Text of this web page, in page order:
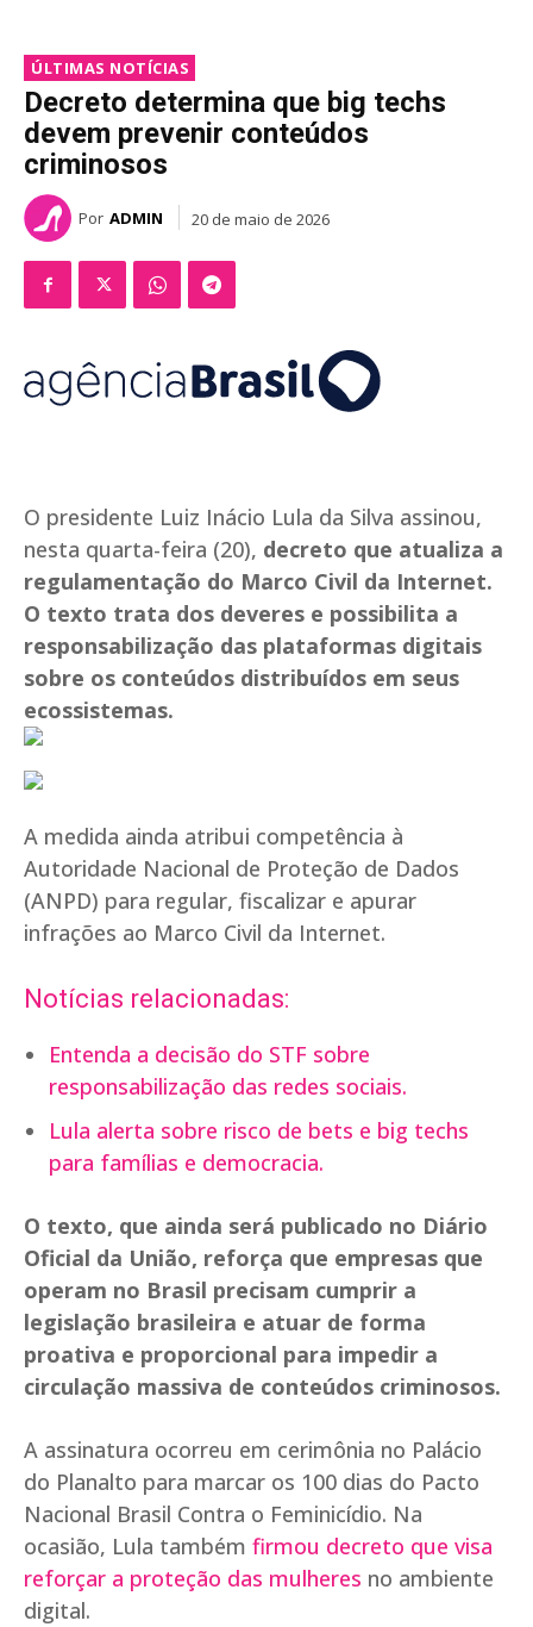
ÚLTIMAS NOTÍCIAS
Decreto determina que big techs
devem prevenir conteúdos
criminosos
Por ADMIN 20 de maio de 2026
O presidente Luiz Inácio Lula da Silva assinou,
nesta quarta-feira (20), decreto que atualiza a
regulamentação do Marco Civil da Internet.
O texto trata dos deveres e possibilita a
responsabilização das plataformas digitais
sobre os conteúdos distribuídos em seus
ecossistemas.
A medida ainda atribui competência à
Autoridade Nacional de Proteção de Dados
(ANPD) para regular, fiscalizar e apurar
infrações ao Marco Civil da Internet.
Notícias relacionadas:
Entenda a decisão do STF sobre
responsabilização das redes sociais.
Lula alerta sobre risco de bets e big techs
para famílias e democracia.
O texto, que ainda será publicado no Diário
Oficial da União, reforça que empresas que
operam no Brasil precisam cumprir a
legislação brasileira e atuar de forma
proativa e proporcional para impedir a
circulação massiva de conteúdos criminosos.
A assinatura ocorreu em cerimônia no Palácio
do Planalto para marcar os 100 dias do Pacto
Nacional Brasil Contra o Feminicídio. Na
ocasião, Lula também firmou decreto que visa
reforçar a proteção das mulheres no ambiente
digital.